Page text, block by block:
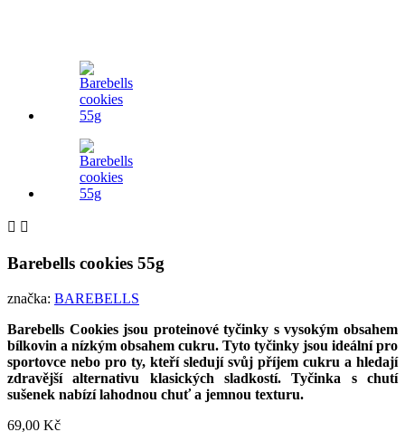
 
Barebells cookies 55g
značka: BAREBELLS
Barebells Cookies jsou proteinové tyčinky s vysokým obsahem
bílkovin a nízkým obsahem cukru. Tyto tyčinky jsou ideální pro
sportovce nebo pro ty, kteří sledují svůj příjem cukru a hledají
zdravější alternativu klasických sladkostí. Tyčinka s chutí
sušenek nabízí lahodnou chuť a jemnou texturu.
69,00 Kč